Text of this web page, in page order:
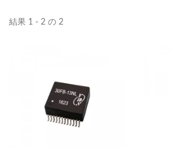
結果 1 - 2 の 2